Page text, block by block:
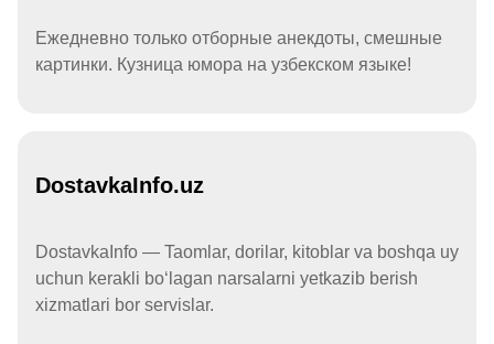
Ежедневно только отборные анекдоты, смешные
картинки. Кузница юмора на узбекском языке!
DostavkaInfo.uz
DostavkaInfo — Taomlar, dorilar, kitoblar va boshqa uy
uchun kerakli boʻlagan narsalarni yetkazib berish
xizmatlari bor servislar.